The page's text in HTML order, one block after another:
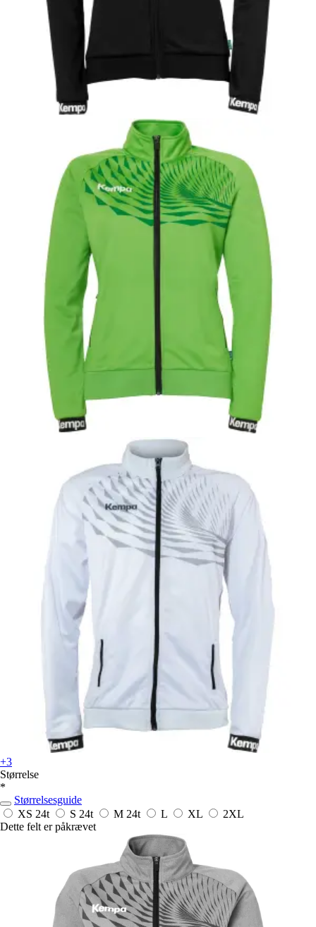
+3
Størrelse
*
Størrelsesguide
XS 24t S 24t M 24t L XL
2XL
Dette felt er påkrævet